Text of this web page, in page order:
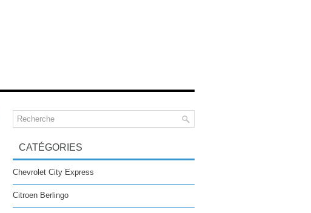
CATÉGORIES
Chevrolet City Express
Citroen Berlingo